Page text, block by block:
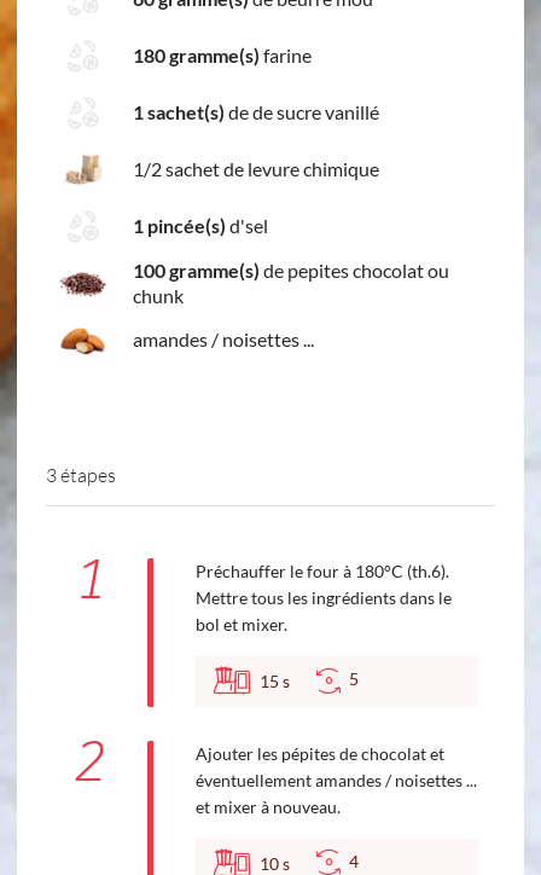
180 gramme(s) farine
1 sachet(s) de de sucre vanillé
1/2 sachet de levure chimique
1 pincée(s) d'sel
100 gramme(s) de pepites chocolat ou
chunk
amandes / noisettes ...
3 étapes
1
Préchauffer le four à 180°C (th.6).
Mettre tous les ingrédients dans le
bol et mixer.
15 s 5
2
Ajouter les pépites de chocolat et
éventuellement amandes / noisettes ...
et mixer à nouveau.
10s 4